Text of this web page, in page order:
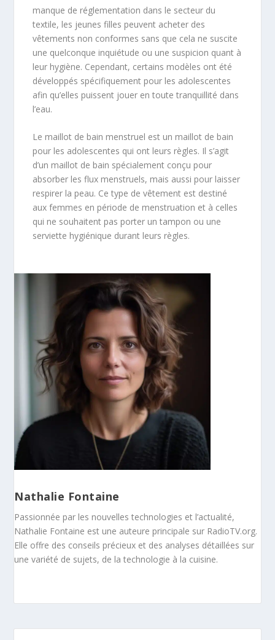
manque de réglementation dans le secteur du
textile, les jeunes filles peuvent acheter des
vêtements non conformes sans que cela ne suscite
une quelconque inquiétude ou une suspicion quant à
leur hygiène. Cependant, certains modèles ont été
développés spécifiquement pour les adolescentes
afin qu’elles puissent jouer en toute tranquillité dans
l’eau.
Le maillot de bain menstruel est un maillot de bain
pour les adolescentes qui ont leurs règles. Il s’agit
d’un maillot de bain spécialement conçu pour
absorber les flux menstruels, mais aussi pour laisser
respirer la peau. Ce type de vêtement est destiné
aux femmes en période de menstruation et à celles
qui ne souhaitent pas porter un tampon ou une
serviette hygiénique durant leurs règles.
Nathalie Fontaine
Passionnée par les nouvelles technologies et l’actualité,
Nathalie Fontaine est une auteure principale sur RadioTV.org.
Elle offre des conseils précieux et des analyses détaillées sur
une variété de sujets, de la technologie à la cuisine.